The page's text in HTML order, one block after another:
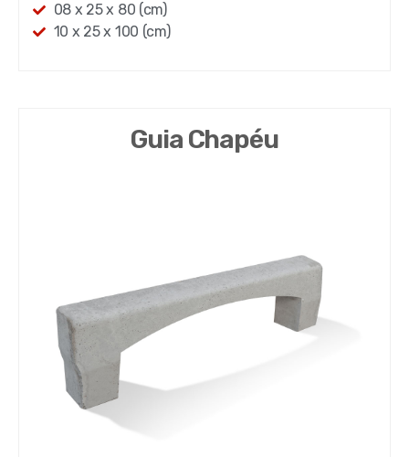
08 x 25 x 80 (cm)
10 x 25 x 100 (cm)
Guia Chapéu